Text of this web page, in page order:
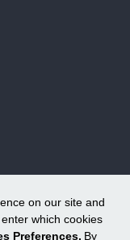
on our site and
which cookies
Preferences. By